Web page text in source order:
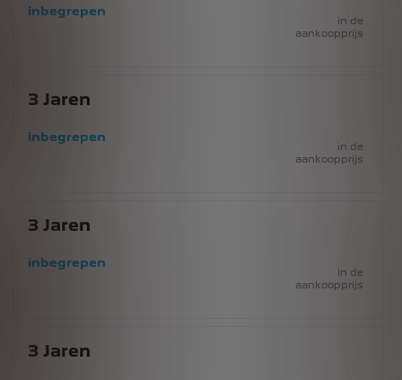
inbegrepen
in de
aankoopprijs
3 Jaren
inbegrepen
in de
aankoopprijs
3 Jaren
inbegrepen
in de
aankoopprijs
3 Jaren